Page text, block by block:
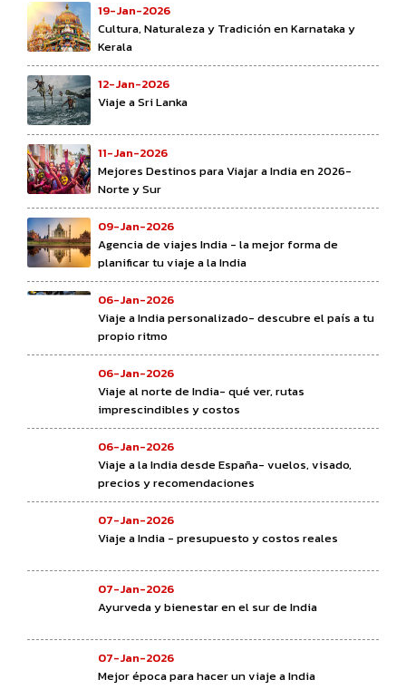
19-Jan-2026
Cultura, Naturaleza y Tradición en Karnataka y
Kerala
12-Jan-2026
Viaje a Sri Lanka
11-Jan-2026
Mejores Destinos para Viajar a India en 2026-
Norte y Sur
09-Jan-2026
Agencia de viajes India - la mejor forma de
planificar tu viaje a la India
06-Jan-2026
Viaje a India personalizado- descubre el país a tu
propio ritmo
06-Jan-2026
Viaje al norte de India- qué ver, rutas
imprescindibles y costos
06-Jan-2026
Viaje a la India desde España- vuelos, visado,
precios y recomendaciones
07-Jan-2026
Viaje a India - presupuesto y costos reales
07-Jan-2026
Ayurveda y bienestar en el sur de India
07-Jan-2026
Mejor época para hacer un viaje a India